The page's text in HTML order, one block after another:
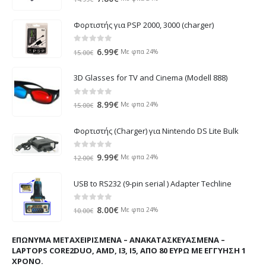
was:
14.99€.
τιμή
Φορτιστής για PSP 2000, 3000 (charger)
out of 5
15.00€ Original
was:
15.00€.
6.99€ Η
τιμή
Με φπα 24%
3D Glasses for TV and Cinema (Modell 888)
out of 5
15.00€ Original
was:
15.00€.
8.99€ Η
τιμή
είναι:
Με φπα 24%
Φορτιστής (Charger) για Nintendo DS Lite Bulk
out of 5
12.00€ Original
was:
12.00€.
9.99€ Η
τιμή
είναι:
Με φπα 24%
USB to RS232 (9-pin serial ) Adapter Techline
out of 5
10.00€ Original
10.00€.
8.00€ Η
είναι:
8.00€.
Με φπα 24%
ΕΠΏΝΥΜΑ ΜΕΤΑΧΕΙΡΙΣΜΈΝΑ – ΑΝΑΚΑΤΑΣΚΕΥΑΣΜΈΝΑ –
LAPTOPS CORE2DUO, AMD, I3, I5, ΑΠΌ 80 ΕΥΡΏ ΜΕ ΕΓΓΎΗΣΗ 1
ΧΡΌΝΟ.